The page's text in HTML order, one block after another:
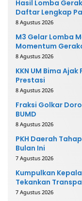
Hasil Lomba
Daftar Lengkap
8 Agustus 2026
M3 Gelar Lomba
Momentum
8 Agustus 2026
KKN UM Bima
Prestasi
8 Agustus 2026
Fraksi Golkar
BUMD
8 Agustus 2026
PKH Daerah
Bulan Ini
7 Agustus 2026
Kumpulkan
Tekankan
7 Agustus 2026